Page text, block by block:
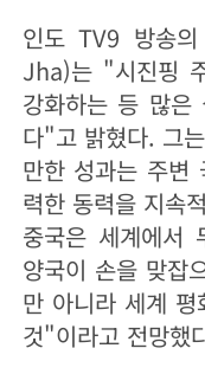
인도 TV9 방송
Jha)는 "시진핑
강화하는 등 많은
다"고 밝혔다. 그
만한 성과는 주변
력한 동력을 지속
중국은 세계에서
양국이 손을 맞잡
만 아니라 세계
것"이라고 전망했